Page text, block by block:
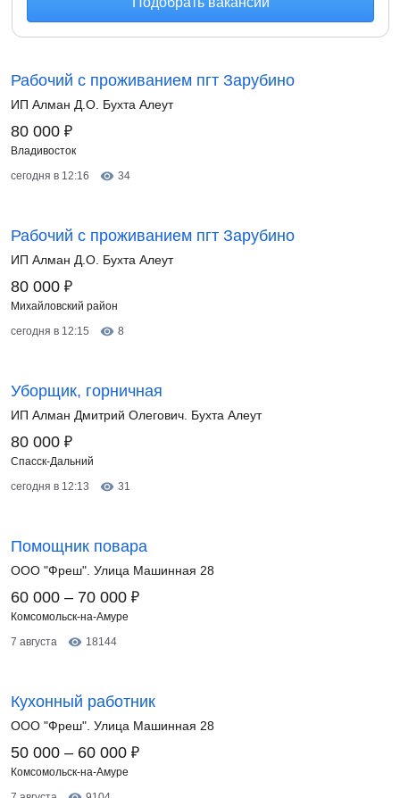
Рабочий с проживанием пгт Зарубино
ИП Алман Д.О. Бухта Алеут
80 000 ₽
Владивосток
сегодня в 12:16
34
Рабочий с проживанием пгт Зарубино
ИП Алман Д.О. Бухта Алеут
80 000 ₽
Михайловский район
сегодня в 12:15
8
Уборщик, горничная
ИП Алман Дмитрий Олегович. Бухта Алеут
80 000 ₽
Спасск-Дальний
сегодня в 12:13
31
Помощник повара
ООО "Фреш". Улица Машинная 28
60 000 – 70 000 ₽
Комсомольск-на-Амуре
7 августа
18144
Кухонный работник
ООО "Фреш". Улица Машинная 28
50 000 – 60 000 ₽
Комсомольск-на-Амуре